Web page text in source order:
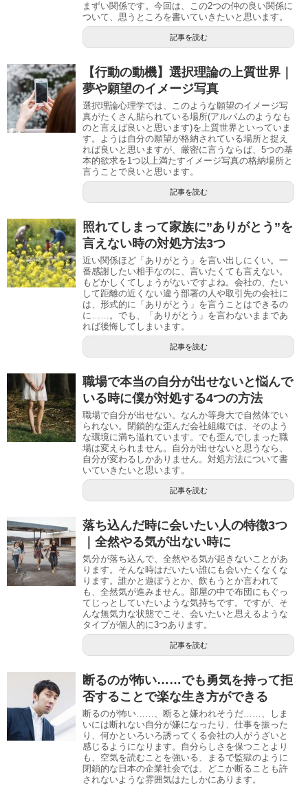
まずい関係です。今回は、この2つの仲の良い関係に
ついて、思うところを書いていきたいと思います。
記事を読む
【行動の動機】選択理論の上質世界｜
夢や願望のイメージ写真
選択理論心理学では、このような願望のイメージ写
真がたくさん貼られている場所(アルバムのようなも
のと言えば良いと思います)を上質世界といっていま
す。ようは自分の願望が格納されている場所と捉え
れば良いと思いますが、厳密に言うならば、5つの基
本的欲求を1つ以上満たすイメージ写真の格納場所と
言うことで良いと思います。
記事を読む
照れてしまって家族に”ありがとう”を
言えない時の対処方法3つ
近い関係ほど「ありがとう」を言い出しにくい。一
番感謝したい相手なのに、言いたくても言えない。
もどかしくてしょうがないですよね。会社の、たい
して距離の近くない違う部署の人や取引先の会社に
は、形式的に「ありがとう」を言うことはできるの
に……。でも、「ありがとう」を言わないままであ
れば後悔してしまいます。
記事を読む
職場で本当の自分が出せないと悩んで
いる時に僕が対処する4つの方法
職場で自分が出せない。なんか等身大で自然体でい
られない。閉鎖的な歪んだ会社組織では、そのよう
な環境に満ち溢れています。でも歪んでしまった職
場は変えられません。自分が出せないと思うなら、
自分が変わるしかありません。対処方法について書
いていきたいと思います。
記事を読む
落ち込んだ時に会いたい人の特徴3つ
｜全然やる気が出ない時に
気分が落ち込んで、全然やる気が起きないことがあ
ります。そんな時はだいたい誰にも会いたくなくな
ります。誰かと遊ぼうとか、飲もうとか言われて
も、全然気が進みません。部屋の中で布団にもぐっ
てじっとしていたいような気持ちです。ですが、そ
んな無気力な状態でこそ、会いたいと思えるような
タイプが個人的に3つあります。
記事を読む
断るのが怖い……でも勇気を持って拒
否することで楽な生き方ができる
断るのが怖い……、断ると嫌われそうだ……、しま
いには断れない自分が嫌になったり、仕事を振った
り、何かといろいろ誘ってくる会社の人がうざいと
感じるようになります。自分らしさを保つことより
も、空気を読むことを強いる、まるで監獄のように
閉鎖的な日本の企業社会では、どこか断ることも許
されないような雰囲気はたしかにあります。